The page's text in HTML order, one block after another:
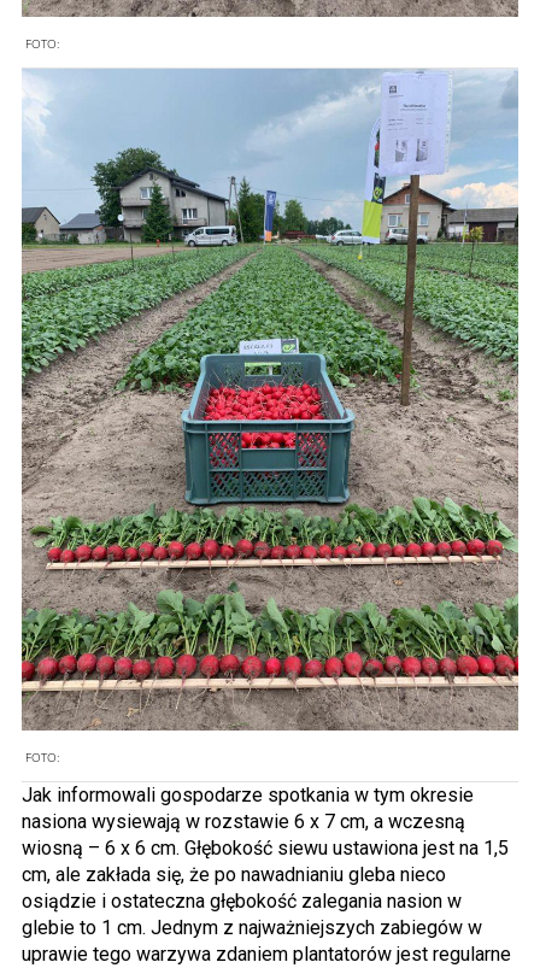
FOTO:
FOTO:
Jak informowali gospodarze spotkania w tym okresie
nasiona wysiewają w rozstawie 6 x 7 cm, a wczesną
wiosną – 6 x 6 cm. Głębokość siewu ustawiona jest na 1,5
cm, ale zakłada się, że po nawadnianiu gleba nieco
osiądzie i ostateczna głębokość zalegania nasion w
glebie to 1 cm. Jednym z najważniejszych zabiegów w
uprawie tego warzywa zdaniem plantatorów jest regularne